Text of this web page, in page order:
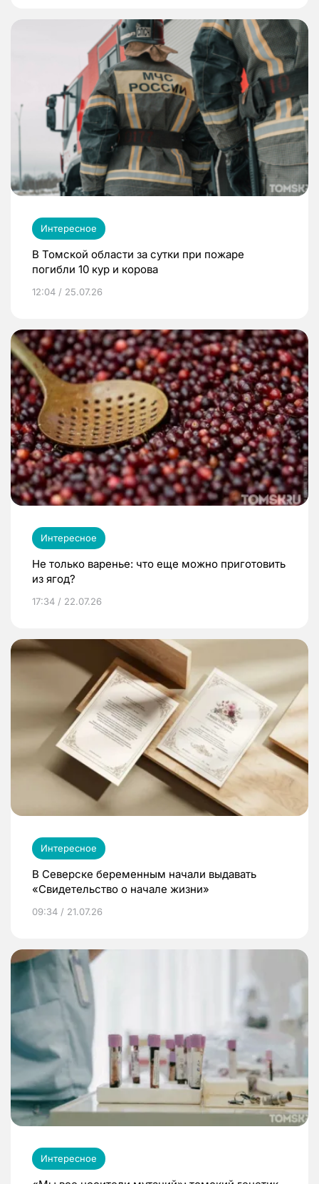
Интересное
В Томской области за сутки при пожаре
погибли 10 кур и корова
12:04 / 25.07.26
Интересное
Не только варенье: что еще можно приготовить
из ягод?
17:34 / 22.07.26
Интересное
В Северске беременным начали выдавать
«Свидетельство о начале жизни»
09:34 / 21.07.26
Интересное